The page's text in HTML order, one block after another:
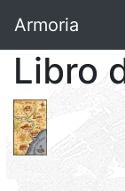
Armoria
Libro